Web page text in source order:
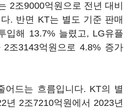
2조9000억원으로 전년 대비
. 반면 KT는 별도 기준 판매
입해 13.7% 늘렸고, LG유플
조3143억원으로 4.8% 증가
어드는 흐름입니다. KT의 별
년 2조7210억원에서 2023년